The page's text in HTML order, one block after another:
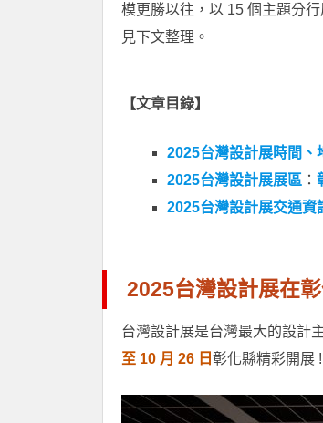
模更勝以往，以 15 個主題分
見下文整理。
【文章目錄】
2025台灣設計展時間、
2025台灣設計展展區 ：
2025台灣設計展交通資
2025台灣設計展在
台灣設計展是台灣最大的設計
至 10 月 26 日 彰化縣精彩開展 !